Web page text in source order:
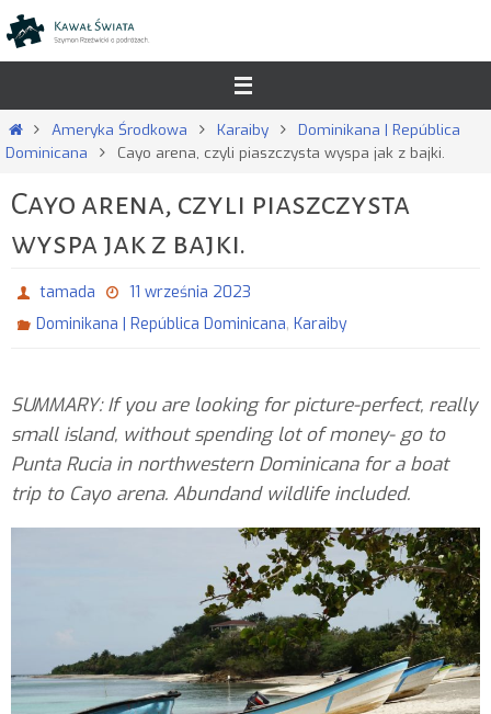
Przejdź
do
Strona
główna
Ameryka Środkowa Karaiby
Dominikana | República
Dominicana
Cayo arena, czyli piaszczysta wyspa jak z bajki.
Cayo arena, czyli piaszczysta
wyspa jak z bajki.
tamada
11 września 2023
Dominikana | República Dominicana,Karaiby
SUMMARY: If you are looking for picture-perfect, really
small island, without spending lot of money- go to
Punta Rucia in northwestern Dominicana for a boat
trip to Cayo arena. Abundand wildlife included.